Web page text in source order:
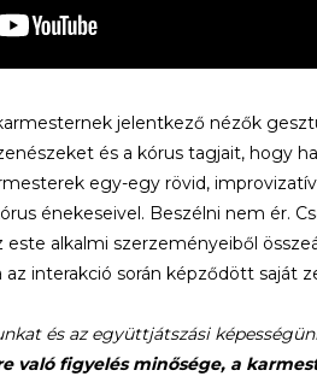
jelentkező nézők
és a kórus tagjait, hogy
egy-egy rövid,
énekeseivel. Beszélni nem ér.
este alkalmi szerzeményeiből
az interakció során képződött saját
és az együttjátszási
való figyelés minősége, a